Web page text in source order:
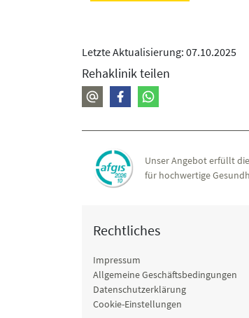
Letzte Aktualisierung: 07.10.2025
Rehaklinik teilen
Unser Angebot erfüllt
für hochwertige
Rechtliches
Impressum
Allgemeine Geschäftsbedingungen
Datenschutzerklärung
Cookie-Einstellungen